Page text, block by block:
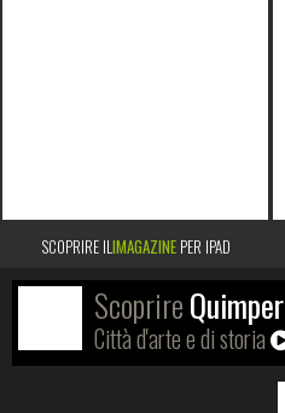
SCOPRIRE ILIMAGAZINEPER IPAD
ScoprireQuimper
Città d'arte e di storia